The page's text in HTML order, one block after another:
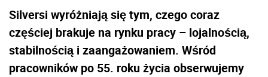
Silversi wyróżniają się tym, czego coraz
częściej brakuje na rynku pracy – lojalnością,
stabilnością i zaangażowaniem. Wśród
pracowników po 55. roku życia obserwujemy